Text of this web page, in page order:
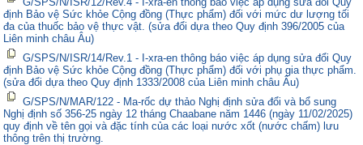
định Bảo vệ Sức khỏe Cộng đồng (Thực phẩm) đối với mức dư lượng tối
đa của thuốc bảo vệ thực vật. (sửa đổi dựa theo Quy định 396/2005 của
Liên minh châu Âu)
G/SPS/N/ISR/14/Rev.1 - I-xra-en thông báo việc áp dụng sửa đổi Quy
định Bảo vệ Sức khỏe Cộng đồng (Thực phẩm) đối với phụ gia thực phẩm.
(sửa đổi dựa theo Quy định 1333/2008 của Liên minh châu Âu)
G/SPS/N/MAR/122 - Ma-rốc dự thảo Nghị định sửa đổi và bổ sung
Nghị định số 356-25 ngày 12 tháng Chaabane năm 1446 (ngày 11/02/2025)
quy định về tên gọi và đặc tính của các loại nước xốt (nước chấm) lưu
thông trên thị trường.